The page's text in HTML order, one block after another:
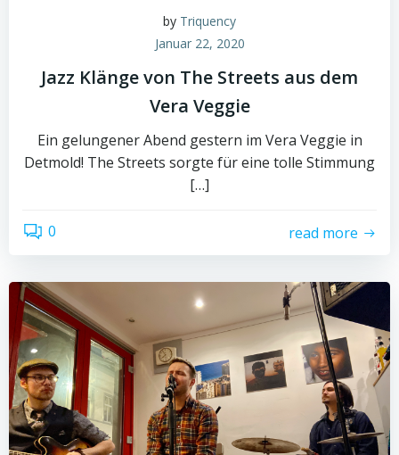
by Triquency
Januar 22, 2020
Jazz Klänge von The Streets aus dem
Vera Veggie
Ein gelungener Abend gestern im Vera Veggie in
Detmold! The Streets sorgte für eine tolle Stimmung
[…]
0 read more